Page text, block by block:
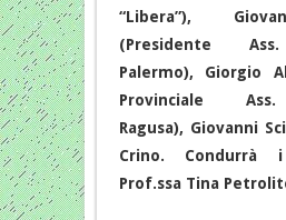
“Libera”),
(Presidente
Palermo), Giorgio
Provinciale
Ragusa), Giovanni
Crino.
Prof.ssa Tina